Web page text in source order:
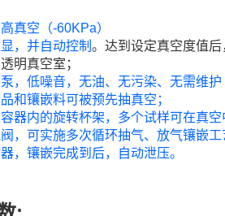
真空（-60KPa）
，并自动控制 。达到设定真空度值
明真空室；
，低噪音，无油、无污染、无需维护
和镶嵌料可被预先抽真空；
器内的旋转杯架，多个试样可在真
，可实施多次循环抽气、放气镶嵌工
，镶嵌完成到后，自动泄压。